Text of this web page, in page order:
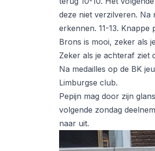
deze niet verzilveren. Na
erkennen. 11-13. Knappe
Brons is mooi, zeker als
Zeker als je achteraf ziet
Na medailles op de BK
Limburgse club.
Pepijn mag door zijn
volgende zondag
naar uit.